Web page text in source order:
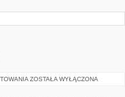
NOWOCZESNE
ZOSTAŁA WYŁĄCZONA